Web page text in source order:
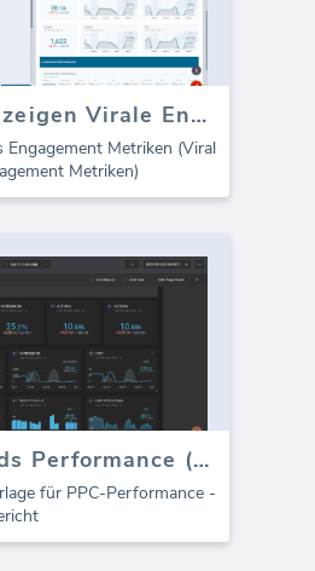
LinkedIn Anzeigen Virale Engagement Metriken
Metriken (Viral
Metriken)
Facebook Ads Performance (Bericht)
für PPC-Performance -